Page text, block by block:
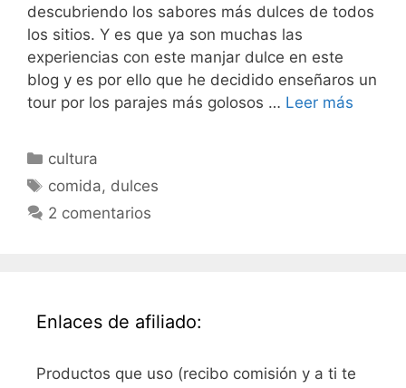
descubriendo los sabores más dulces de todos
los sitios. Y es que ya son muchas las
experiencias con este manjar dulce en este
blog y es por ello que he decidido enseñaros un
tour por los parajes más golosos … Leer más
Categorías
cultura
Etiquetas
comida, dulces
2 comentarios
Enlaces de afiliado:
Productos que uso (recibo comisión y a ti te